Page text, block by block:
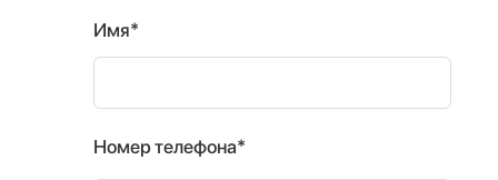
Имя*
Номер телефона*